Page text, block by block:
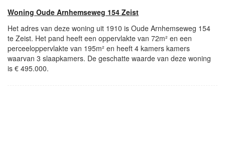
Woning Oude Arnhemseweg 154 Zeist
Het adres van deze woning uit 1910 is Oude Arnhemseweg 154
te Zeist. Het pand heeft een oppervlakte van 72m² en een
perceeloppervlakte van 195m² en heeft 4 kamers kamers
waarvan 3 slaapkamers. De geschatte waarde van deze woning
is € 495.000.